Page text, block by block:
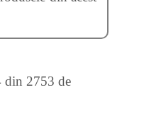
din 2753 de